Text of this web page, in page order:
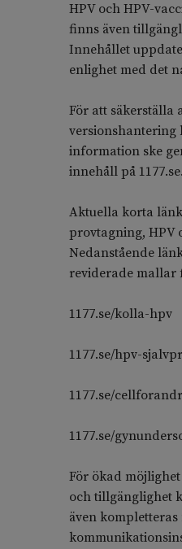
HPV och HPV-
finns även
Innehållet
enlighet med det
För att säkerställa
information ske
innehåll på 1177.se.
Aktuella korta
provtagning, HPV
Nedanstående
reviderade mallar
1177.se/kolla-hpv
1177.se/hpv-
1177.se/
1177.se/
För ökad
och tillgänglighet
även